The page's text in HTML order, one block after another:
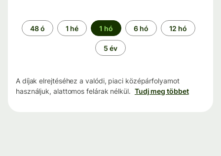
Időszak
48 ó 1 hé 1 hó 6 hó 12 hó
5 év
A díjak elrejtéséhez a valódi, piaci középárfolyamot
használjuk, alattomos felárak nélkül. Tudj meg többet